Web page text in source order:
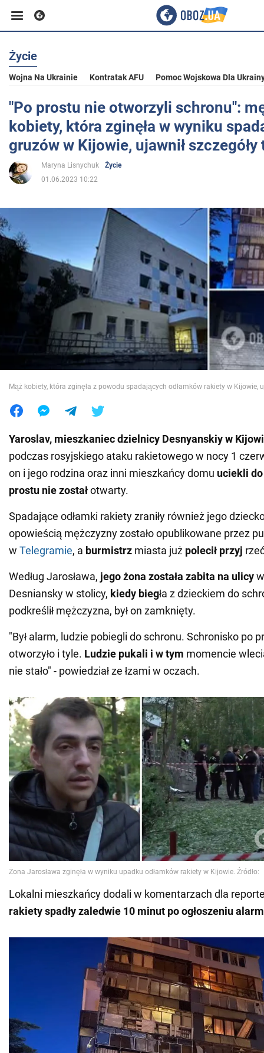
Biznes
Sport
Rozrywka
Życie
Społeczeństwo
Wojna na Ukrainie
Jedzenie
Życie
Wojna Na Ukrainie Kontratak AFU Pomoc Wojskowa Dla
"Po prostu nie otworzyli schronu":
kobiety, która zginęła w wyniku
gruzów w Kijowie, ujawnił
Maryna Lisnychuk
Życie
01.06.2023 10:22
Mąż kobiety, która zginęła z powodu spadających odłamków rakiety w Kijowie,
Yaroslav, mieszkaniec dzielnicy Desnyanskiy w
podczas rosyjskiego ataku rakietowego w nocy 1
on i jego rodzina oraz inni mieszkańcy domu uciekli
prostu nie zostałotwarty.
Spadające odłamki rakiety zraniły również jego
opowieścią mężczyzny zostało opublikowane przez
w Telegramie, a burmistrz miasta już polecił przyj
Według Jarosława, jego żona została zabita na ulicy
Desniansky w stolicy, kiedy biegła z dzieckiem do
podkreślił mężczyzna, był on zamknięty.
"Był alarm, ludzie pobiegli do schronu. Schronisko po
otworzyło i tyle. Ludzie pukali i w tym momencie
nie stało" - powiedział ze łzami w oczach.
Lokalni mieszkańcy dodali w komentarzach dla
rakietyspadły zaledwie 10 minut po ogłoszeniu